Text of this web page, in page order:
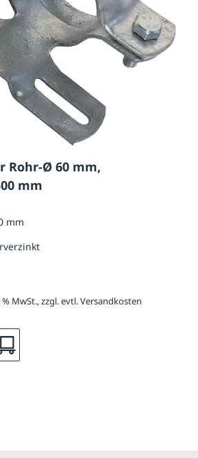
Rohr-Ø 60 mm,
mm
mm
MwSt., zzgl. evtl. Versandkosten